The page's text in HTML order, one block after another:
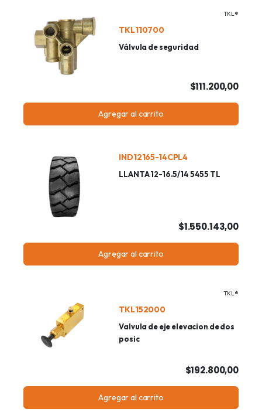
TKL®
TKL110700
Válvula de seguridad
$111.200,00
Agregar al carrito
IND12165-14CPL4
LLANTA 12-16.5/14 5455 TL
$1.550.143,00
Agregar al carrito
TKL®
TKL152000
Valvula de eje elevacion de dos
posic
$192.800,00
Agregar al carrito